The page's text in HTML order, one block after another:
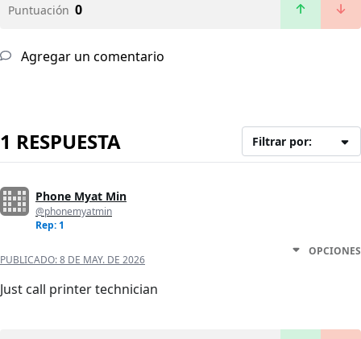
Puntuación 0
Agregar un comentario
1 RESPUESTA Filtrar por:
Phone Myat Min
@phonemyatmin
Rep: 1
PUBLICADO:8 DE MAY. DE 2026
OPCIONES
Just call printer technician